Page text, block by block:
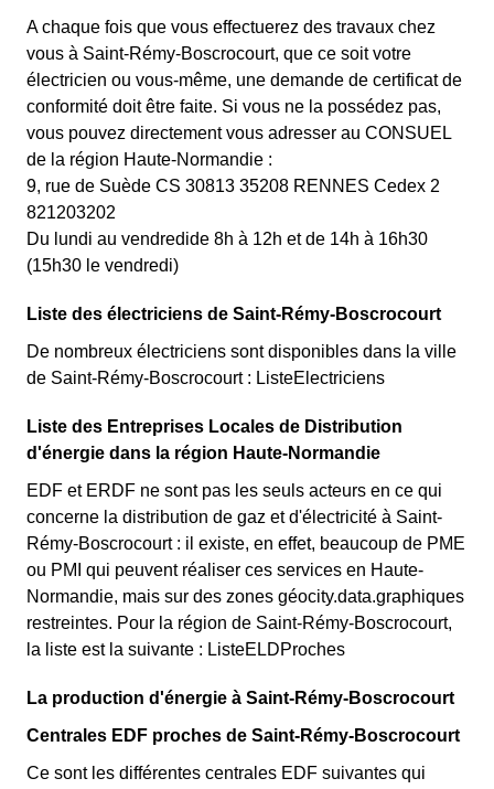
A chaque fois que vous effectuerez des travaux chez
vous à Saint-Rémy-Boscrocourt, que ce soit votre
électricien ou vous-même, une demande de certificat de
conformité doit être faite. Si vous ne la possédez pas,
vous pouvez directement vous adresser au CONSUEL
de la région Haute-Normandie :
9, rue de Suède CS 30813 35208 RENNES Cedex 2
821203202
Du lundi au vendredide 8h à 12h et de 14h à 16h30
(15h30 le vendredi)
Liste des électriciens de Saint-Rémy-Boscrocourt
De nombreux électriciens sont disponibles dans la ville
de Saint-Rémy-Boscrocourt : ListeElectriciens
Liste des Entreprises Locales de Distribution
d'énergie dans la région Haute-Normandie
EDF et ERDF ne sont pas les seuls acteurs en ce qui
concerne la distribution de gaz et d'électricité à Saint-
Rémy-Boscrocourt : il existe, en effet, beaucoup de PME
ou PMI qui peuvent réaliser ces services en Haute-
Normandie, mais sur des zones géocity.data.graphiques
restreintes. Pour la région de Saint-Rémy-Boscrocourt,
la liste est la suivante : ListeELDProches
La production d'énergie à Saint-Rémy-Boscrocourt
Centrales EDF proches de Saint-Rémy-Boscrocourt
Ce sont les différentes centrales EDF suivantes qui